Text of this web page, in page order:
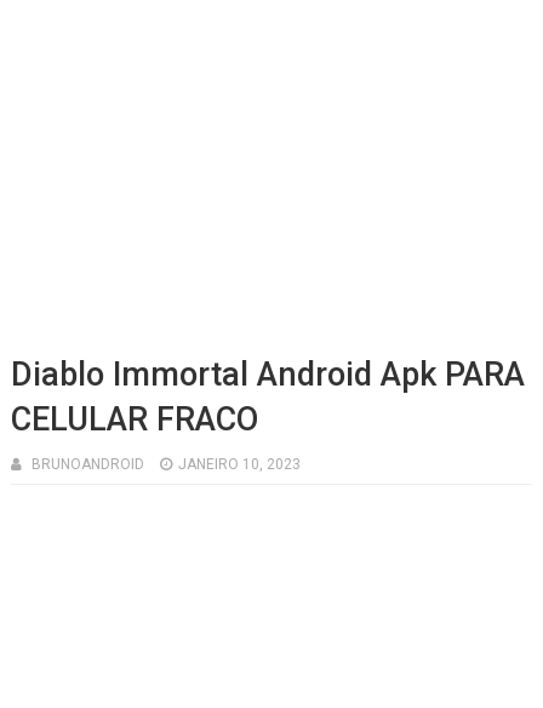
Diablo Immortal Android Apk PARA
CELULAR FRACO
BRUNOANDROID JANEIRO 10, 2023